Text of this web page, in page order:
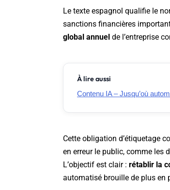
Le texte espagnol qualifie le
sanctions financières
global annuel de l’entreprise
À lire aussi
Contenu IA – Jusqu’où
Cette obligation d’étiquetage
en erreur le public, comme les
L’objectif est clair : rétablir la
automatisé brouille de plus en